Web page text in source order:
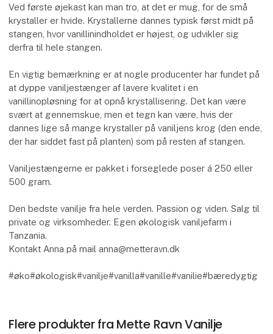
Ved første øjekast kan man tro, at det er mug, for de små
krystaller er hvide. Krystallerne dannes typisk først midt på
stangen, hvor vanillinindholdet er højest, og udvikler sig
derfra til hele stangen.
En vigtig bemærkning er at nogle producenter har fundet på
at dyppe vaniljestænger af lavere kvalitet i en
vanillinopløsning for at opnå krystallisering. Det kan være
svært at gennemskue, men et tegn kan være, hvis der
dannes lige så mange krystaller på vaniljens krog (den ende,
der har siddet fast på planten) som på resten af stangen.
Vaniljestængerne er pakket i forseglede poser á 250 eller
500 gram.
Den bedste vanilje fra hele verden. Passion og viden. Salg til
private og virksomheder. Egen økologisk vaniljefarm i
Tanzania.
Kontakt Anna på mail anna@metteravn.dk
#øko#økologisk#vanilje#vanilla#vanille#vanilie#bæredygtig
Flere produkter fra Mette Ravn Vanilje